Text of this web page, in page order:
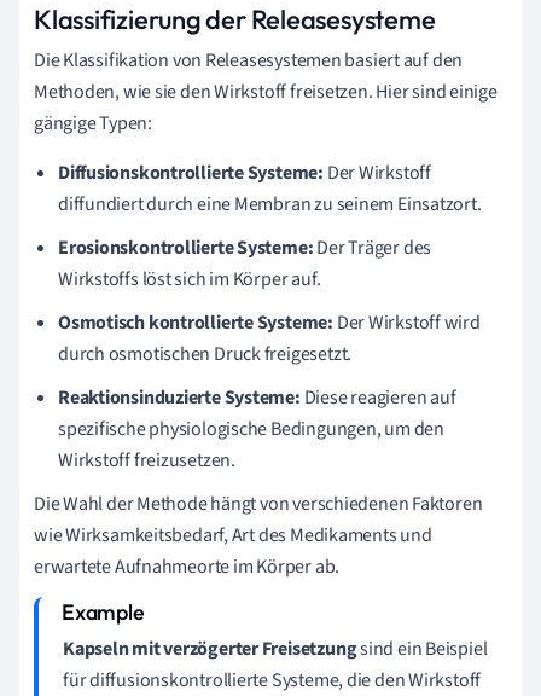
Klassifizierung der Releasesysteme
Die Klassifikation von Releasesystemen basiert auf den
Methoden, wie sie den Wirkstoff freisetzen. Hier sind einige
gängige Typen:
Diffusionskontrollierte Systeme: Der Wirkstoff
diffundiert durch eine Membran zu seinem Einsatzort.
Erosionskontrollierte Systeme:Der Träger des
Wirkstoffs löst sich im Körper auf.
Osmotisch kontrollierte Systeme: Der Wirkstoff wird
durch osmotischen Druck freigesetzt.
Reaktionsinduzierte Systeme: Diese reagieren auf
spezifische physiologische Bedingungen, um den
Wirkstoff freizusetzen.
Die Wahl der Methode hängt von verschiedenen Faktoren
wie Wirksamkeitsbedarf, Art des Medikaments und
erwartete Aufnahmeorte im Körper ab.
Kapseln mit verzögerter Freisetzungsind ein Beispiel
für diffusionskontrollierte Systeme, die den Wirkstoff